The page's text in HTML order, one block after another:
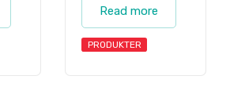
Read more
PRODUKTER